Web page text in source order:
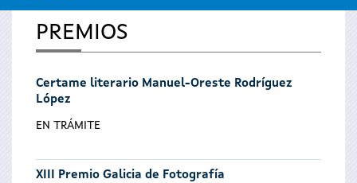
Vostede
está
aquí
PREMIOS
Certame literario Manuel-Oreste Rodríguez
López
EN TRÁMITE
XIII Premio Galicia de Fotografía